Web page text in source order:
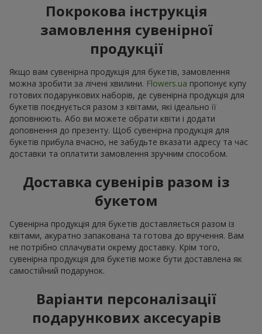
Покрокова інструкція
замовлення сувенірної
продукції
Якщо вам сувенірна продукція для букетів, замовлення
можна зробити за лічені хвилини. Flowers.ua пропонує купу
готових подарункових наборів, де сувенірна продукція для
букетів поєднується разом з квітами, які ідеально її
доповнюють. Або ви можете обрати квіти і додати
доповнення до презенту. Щоб сувенірна продукція для
букетів прибула вчасно, не забудьте вказати адресу та час
доставки та оплатити замовлення зручним способом.
Доставка сувенірів разом із
букетом
Сувенірна продукція для букетів доставляється разом із
квітами, акуратно запакована та готова до вручення. Вам
не потрібно сплачувати окрему доставку. Крім того,
сувенірна продукція для букетів може бути доставлена як
самостійний подарунок.
Варіанти персоналізації
подарункових аксесуарів